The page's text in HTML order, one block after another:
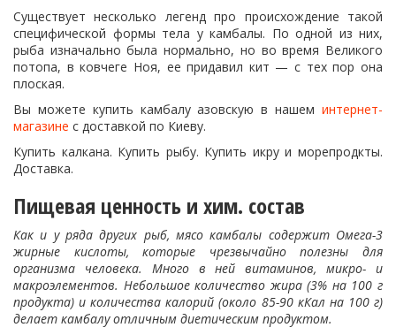
Существует несколько легенд про происхождение такой
специфической формы тела у камбалы. По одной из них,
рыба изначально была нормально, но во время Великого
потопа, в ковчеге Ноя, ее придавил кит — с тех пор она
плоская.
Вы можете купить камбалу азовскую в нашем интернет-
магазине с доставкой по Киеву.
Купить калкана. Купить рыбу. Купить икру и морепродкты.
Доставка.
Пищевая ценность и хим. состав
Как и у ряда других рыб, мясо камбалы содержит Омега-3
жирные кислоты, которые чрезвычайно полезны для
организма человека. Много в ней витаминов, микро- и
макроэлементов. Небольшое количество жира (3% на 100 г
продукта) и количества калорий (около 85-90 кКал на 100 г)
делает камбалу отличным диетическим продуктом.